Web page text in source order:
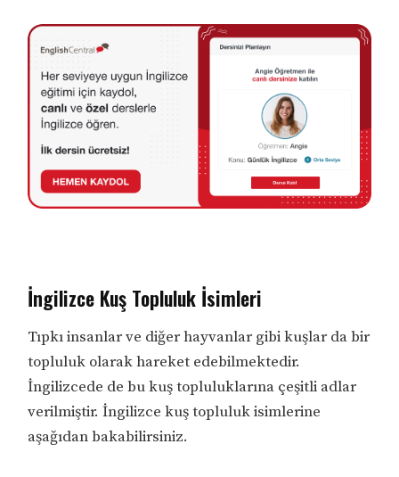
İngilizce Kuş Topluluk İsimleri
Tıpkı insanlar ve diğer hayvanlar gibi kuşlar da bir
topluluk olarak hareket edebilmektedir.
İngilizcede de bu kuş topluluklarına çeşitli adlar
verilmiştir. İngilizce kuş topluluk isimlerine
aşağıdan bakabilirsiniz.